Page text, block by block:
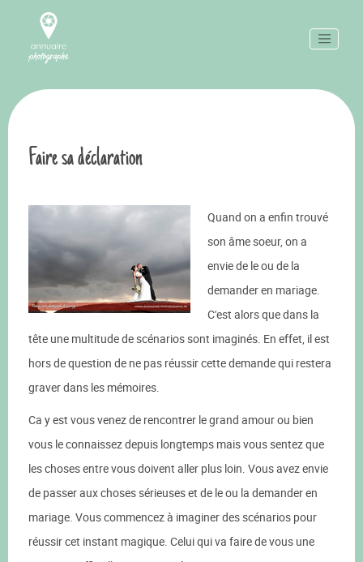
Faire sa déclaration
Quand on a enfin trouvé
son âme soeur, on a
envie de le ou de la
demander en mariage.
C'est alors que dans la
tête une multitude de scénarios sont imaginés. En effet, il est
hors de question de ne pas réussir cette demande qui restera
graver dans les mémoires.
Ca y est vous venez de rencontrer le grand amour ou bien
vous le connaissez depuis longtemps mais vous sentez que
les choses entre vous doivent aller plus loin. Vous avez envie
de passer aux choses sérieuses et de le ou la demander en
mariage. Vous commencez à imaginer des scénarios pour
réussir cet instant magique. Celui qui va faire de vous une